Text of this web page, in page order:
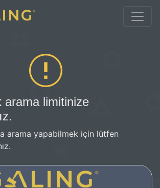
arama limitinize
arama yapabilmek için lütfen